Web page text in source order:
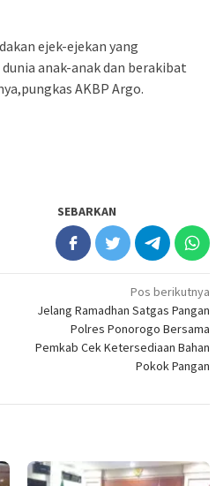
ejek-ejekan yang
anak-anak dan berakibat
AKBP Argo.
SEBARKAN
Pos berikutnya
Jelang Ramadhan Satgas Pangan
Polres Ponorogo Bersama
Pemkab Cek Ketersediaan Bahan
Pokok Pangan